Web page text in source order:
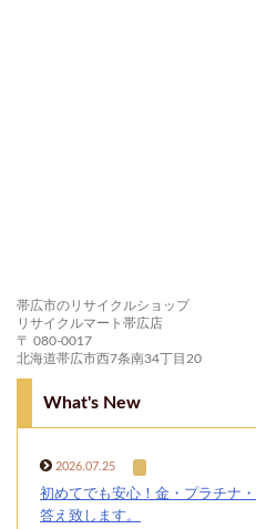
帯広市のリサイクルショップ
リサイクルマート帯広店
〒 080-0017
北海道帯広市西7条南34丁目20
What's New
2026.07.25
初めてでも安心！金・プラチナ
答え致します。